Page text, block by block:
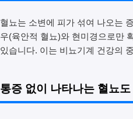
혈뇨는 소변에 피가 섞여 나오는
우(육안적 혈뇨)와 현미경으로만
있습니다. 이는 비뇨기계 건강의
통증 없이 나타나는 혈뇨